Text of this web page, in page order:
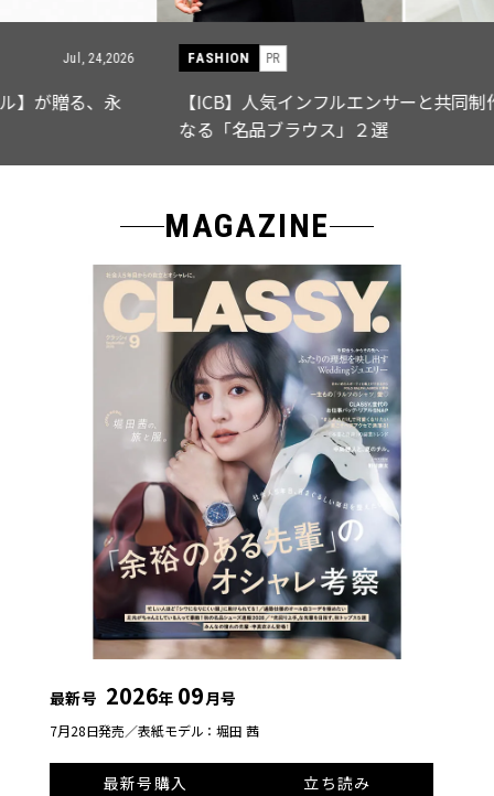
FASHION PR
【ICB】人気インフルエンサーと共同制作! 週5で着たく
なる「名品ブラウス」２選
MAGAZINE
最新号 2026年 09月号
7月28日発売／表紙モデル：堀田 茜
最新号購入
立ち読み